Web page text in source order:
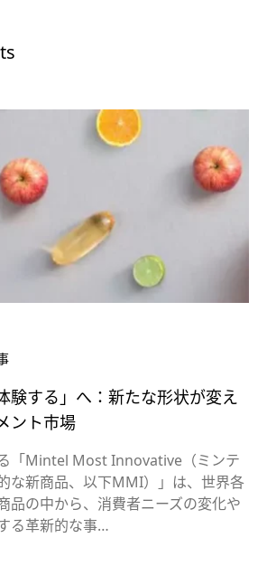
験する」へ：新たな形状が変え
ント市場
「Mintel Most Innovative（ミンテ
な新商品、以下MMI）」は、世界各
品の中から、消費者ニーズの変化や
る革新的な事…